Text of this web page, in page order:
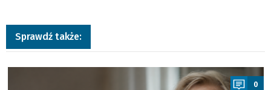
Sprawdź także:
a
0